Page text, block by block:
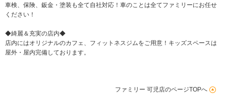
車検、保険、鈑金・塗装も全て自社対応！車のことは全てファミリーにお任せ
ください！
◆綺麗＆充実の店内◆
店内にはオリジナルのカフェ、フィットネスジムをご用意！キッズスペースは
屋外・屋内完備しております。
ファミリー 可児店のページTOPへ